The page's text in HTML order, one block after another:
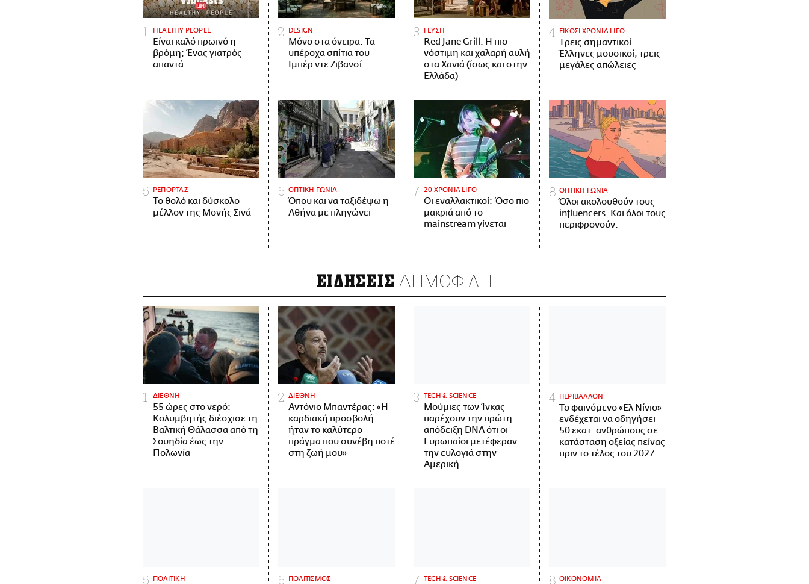
HEALTHY PEOPLE
Είναι καλό πρωινό η
βρόμη; Ένας γιατρός
απαντά
DESIGN
Μόνο στα όνειρα: Τα
υπέροχα σπίτια του
Ιμπέρ ντε Ζιβανσί
ΓΕΥΣΗ
Red Jane Grill: Η πιο
νόστιμη και χαλαρή αυλή
στα Χανιά (ίσως και στην
Ελλάδα)
ΕΙΚΟΣΙ ΧΡΟΝΙΑ LIFO
Tρεις σημαντικοί
Έλληνες μουσικοί, τρεις
μεγάλες απώλειες
ΡΕΠΟΡΤΑΖ
Το θολό και δύσκολο
μέλλον της Μονής Σινά
ΟΠΤΙΚΗ ΓΩΝΙΑ
Όπου και να ταξιδέψω η
Αθήνα με πληγώνει
20 ΧΡΟΝΙΑ LIFO
Οι εναλλακτικοί: Όσο πιο
μακριά από το
mainstream γίνεται
ΟΠΤΙΚΗ ΓΩΝΙΑ
Όλοι ακολουθούν τους
influencers. Και όλοι τους
περιφρονούν.
ΕΙΔΗΣΕΙΣ ΔΗΜΟΦΙΛΗ
ΔΙΕΘΝΗ
55 ώρες στο νερό:
Κολυμβητής διέσχισε τη
Βαλτική Θάλασσα από τη
Σουηδία έως την
Πολωνία
ΔΙΕΘΝΗ
Αντόνιο Μπαντέρας: «Η
καρδιακή προσβολή
ήταν το καλύτερο
πράγμα που συνέβη ποτέ
στη ζωή μου»
ΤECH & SCIENCE
Μούμιες των Ίνκας
παρέχουν την πρώτη
απόδειξη DNA ότι οι
Ευρωπαίοι μετέφεραν
την ευλογιά στην
Αμερική
ΠΕΡΙΒΑΛΛΟΝ
Το φαινόμενο «Ελ Νίνιο»
ενδέχεται να οδηγήσει
50 εκατ. ανθρώπους σε
κατάσταση οξείας πείνας
πριν το τέλος του 2027
ΠΟΛΙΤΙΚΗ ΠΟΛΙΤΙΣΜΟΣ ΤECH & SCIENCE ΟΙΚΟΝΟΜΙΑ